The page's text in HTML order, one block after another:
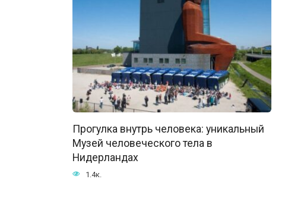
Прогулка внутрь человека: уникальный
Музей человеческого тела в
Нидерландах
1.4к.